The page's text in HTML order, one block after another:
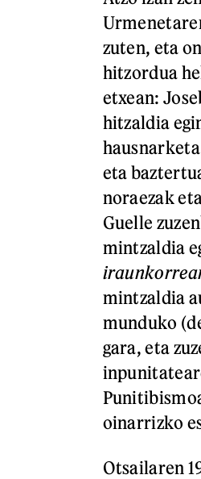
zuten, eta
hitzordua
etxean:
hitzaldia
eta
noraezak
Guelle
mintzaldia
mintzaldia
munduko
gara, eta
oinarrizko
Otsailaren